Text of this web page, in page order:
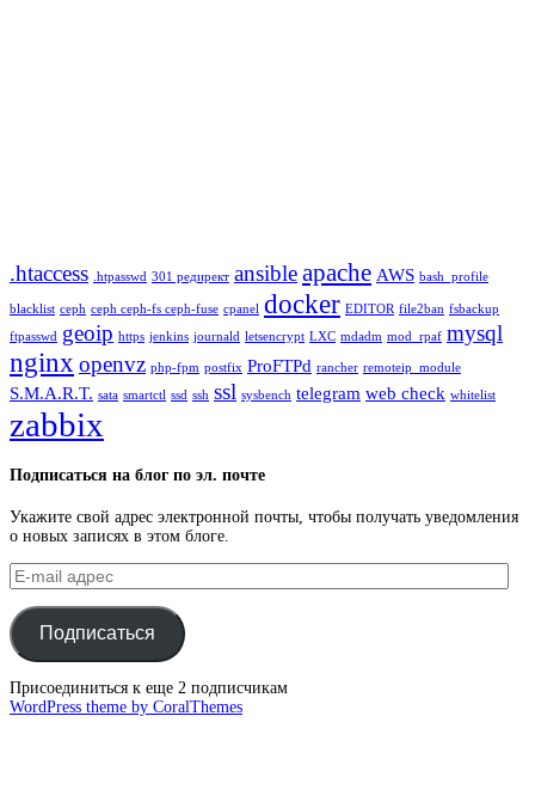
.htaccess .htpasswd 301 редирект ansibleapache AWS bash_profile
blacklist ceph ceph ceph-fs ceph-fuse cpanel docker EDITOR file2ban fsbackup
ftpasswd geoip https jenkins journald letsencrypt LXC mdadm mod_rpaf mysql
nginx openvz php-fpm postfix ProFTPd rancher remoteip_module
S.M.A.R.T. sata smartctl ssd ssh ssl sysbench telegram web check whitelist
zabbix
Подписаться на блог по эл. почте
Укажите свой адрес электронной почты, чтобы получать уведомления
о новых записях в этом блоге.
E-
mail
адрес
Подписаться
Присоединиться к еще 2 подписчикам
WordPress theme by CoralThemes